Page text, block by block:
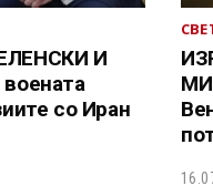
И
со Иран